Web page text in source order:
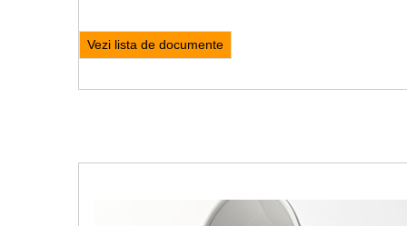
Vezi lista de documente